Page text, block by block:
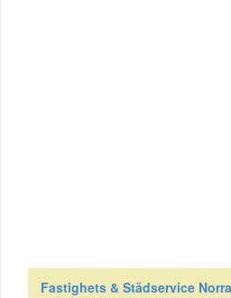
Fastighets & Städservice